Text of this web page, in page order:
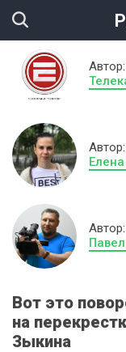
Автор:
Автор:
Автор:
Вот это
на
Зыкина